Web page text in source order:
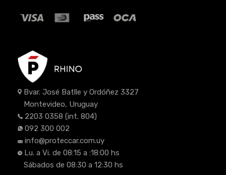
Bvar. José Batlle y Ordóñez 3327
Montevideo, Uruguay
2203 0358 (int. 804)
092 300 002
info@proteccar.com.uy
Lu. a Vi. de 08:15 a :18:00 hs
Sábados de 08:30 a 12:30 hs